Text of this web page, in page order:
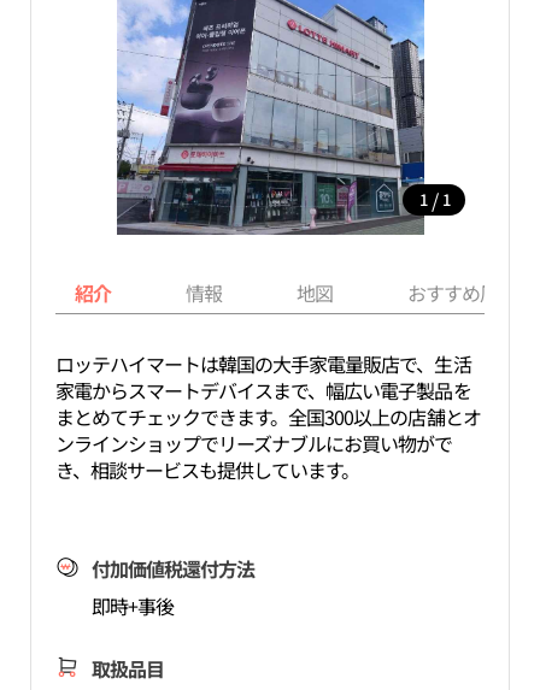
1 / 1
紹介 情報 地図 おすすめ周辺
ロッテハイマートは韓国の大手家電量販店で、生活
家電からスマートデバイスまで、幅広い電子製品を
まとめてチェックできます。全国300以上の店舗とオ
ンラインショップでリーズナブルにお買い物がで
き、相談サービスも提供しています。
付加価値税還付方法
即時+事後
取扱品目